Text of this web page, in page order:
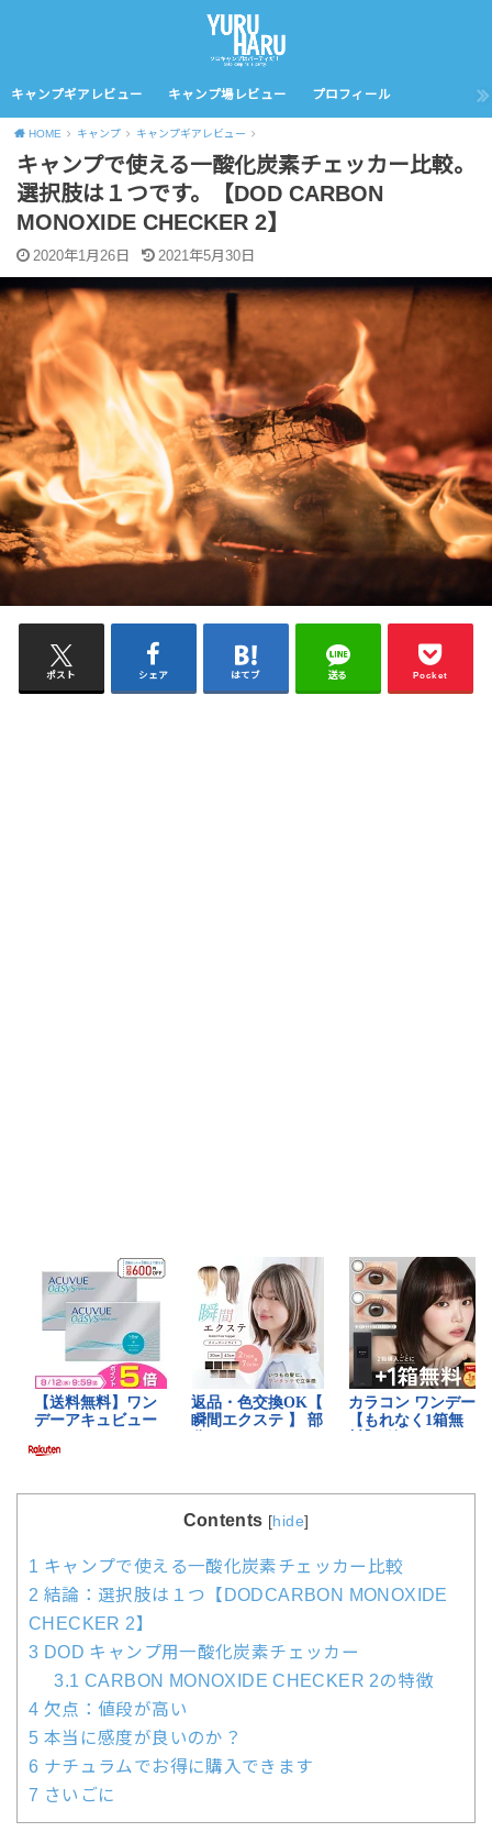
キャンプギアレビュー キャンプ場レビュー プロフィール
HOME キャンプ キャンプギアレビュー
キャンプで使える一酸化炭素チェッカー比較。
選択肢は１つです。【DOD CARBON
MONOXIDE CHECKER 2】
2020年1月26日 2021年5月30日
ポスト シェア はてブ 送る Pocket
Contents [hide]
1 キャンプで使える一酸化炭素チェッカー比較
2 結論：選択肢は１つ【DODCARBON MONOXIDE
CHECKER 2】
3 DOD キャンプ用一酸化炭素チェッカー
3.1 CARBON MONOXIDE CHECKER 2の特徴
4 欠点：値段が高い
5 本当に感度が良いのか？
6 ナチュラムでお得に購入できます
7 さいごに